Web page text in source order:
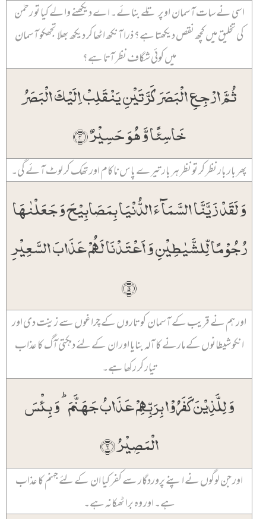
اسی نے سات آسمان اوپر تلے بنائے۔ اے دیکھنے والے کیا تو رحمٰن
کی تخلیق میں کچھ نقص دیکھتا ہے؟ ذرا آنکھ اٹھا کر دیکھ بھلا تجھکو آسمان
میں کوئی شگاف نظر آتا ہے؟
ثُمَّ ارۡجِعِ الۡبَصَرَ کَرَّتَیۡنِ یَنۡقَلِبۡ اِلَیۡکَ الۡبَصَرُ
خَاسِئًا وَّ ہُوَ حَسِیۡرٌ ﴿۴﴾
پھر بار بار نظر کر تو نظر ہر بار تیرے پاس ناکام اور تھک کر لوٹ آئے گی۔
وَ لَقَدۡ زَیَّنَّا السَّمَآءَ الدُّنۡیَا بِمَصَابِیۡحَ وَ جَعَلۡنٰہَا
رُجُوۡمًا لِّلشَّیٰطِیۡنِ وَ اَعۡتَدۡنَا لَہُمۡ عَذَابَ السَّعِیۡرِ
﴿۵﴾
اور ہم نے قریب کے آسمان کو تاروں کے چراغوں سے زینت دی اور
انکو شیطانوں کے مارنے کا آلہ بنایا اور ان کے لئے دہکتی آگ کا عذاب
تیار کر رکھا ہے۔
وَ لِلَّذِیۡنَ کَفَرُوۡا بِرَبِّہِمۡ عَذَابُ جَہَنَّمَ ؕ وَ بِئۡسَ
الۡمَصِیۡرُ ﴿۶﴾
اور جن لوگوں نے اپنے پروردگار سے کفر کیا ان کے لئے جہنم کا عذاب
ہے۔ اور وہ برا ٹھکانہ ہے۔